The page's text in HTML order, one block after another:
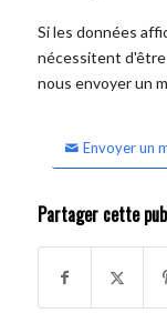
Si les données
nécessitent
nous envoyer un
Envoyer un
Partager cette